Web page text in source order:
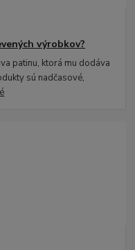
výrobkov?
patinu, ktorá mu dodáva
sú nadčasové,